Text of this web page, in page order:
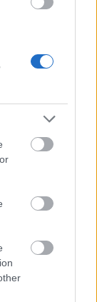
tego Hugo, czyli